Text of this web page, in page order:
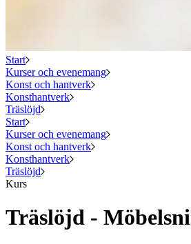
Start
Kurser och evenemang
Konst och hantverk
Konsthantverk
Träslöjd
Start
Kurser och evenemang
Konst och hantverk
Konsthantverk
Träslöjd
Kurs
Träslöjd -